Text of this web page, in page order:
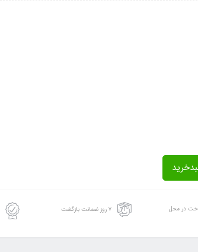
در محل ۷ روز ضمانت بازگشت